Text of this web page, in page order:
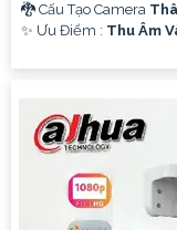
🐉️ Cấu Tạo Camera
️✨ Ưu Điểm : Thu Âm